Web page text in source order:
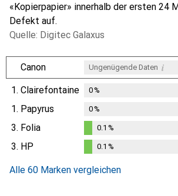
«Kopierpapier» innerhalb der ersten 24
Defekt auf.
Quelle: Digitec Galaxus
Canon Ungenügende Daten i
1. Clairefontaine 0%
1. Papyrus 0%
3. Folia
%
0.1 %
3. HP 0.1 %
Alle 60 Marken vergleichen